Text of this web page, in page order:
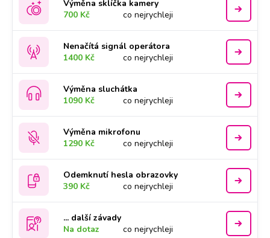
Výměna sklíčka kamery
700 Kč
co nejrychleji
Nenačítá signál operátora
1400 Kč
co nejrychleji
Výměna sluchátka
1090 Kč
co nejrychleji
Výměna mikrofonu
1290 Kč
co nejrychleji
Odemknutí hesla obrazovky
390 Kč
co nejrychleji
... další závady
Na dotaz
co nejrychleji